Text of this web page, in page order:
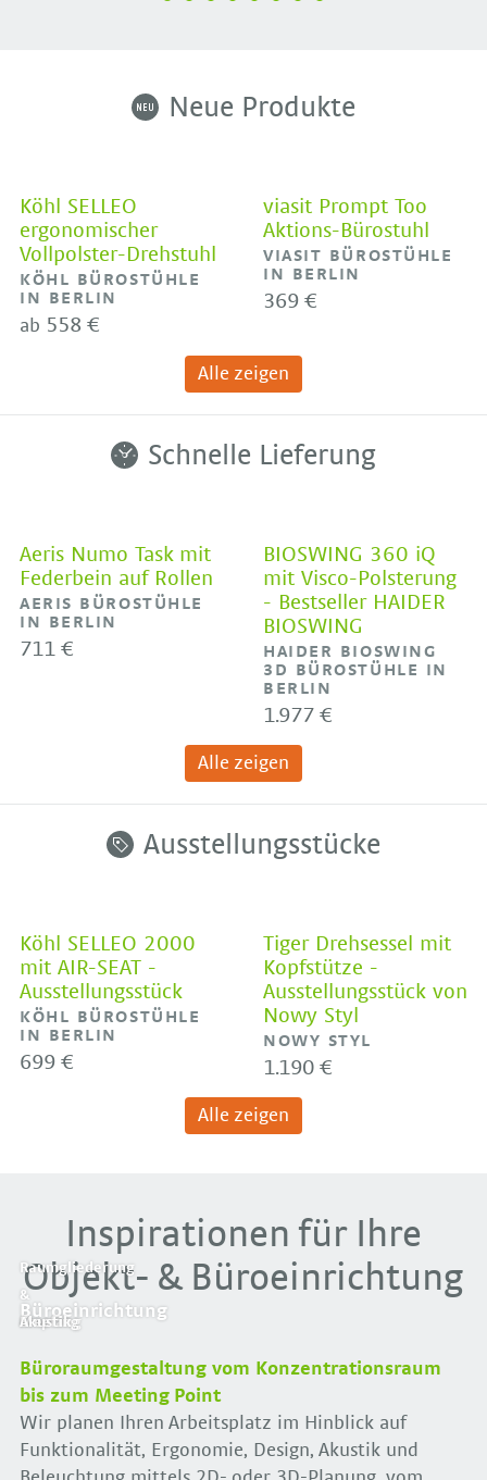
Neue Produkte
Köhl SELLEO
ergonomischer
Vollpolster-Drehstuhl
KÖHL BÜROSTÜHLE
IN BERLIN
ab 558 €
viasit Prompt Too
Aktions-Bürostuhl
VIASIT BÜROSTÜHLE
IN BERLIN
369 €
Alle zeigen
Schnelle Lieferung
Aeris Numo Task mit
Federbein auf Rollen
AERIS BÜROSTÜHLE
IN BERLIN
711 €
BIOSWING 360 iQ
mit Visco-Polsterung
- Bestseller HAIDER
BIOSWING
HAIDER BIOSWING
3D BÜROSTÜHLE IN
BERLIN
1.977 €
Alle zeigen
Ausstellungsstücke
Köhl SELLEO 2000
mit AIR-SEAT -
Ausstellungsstück
KÖHL BÜROSTÜHLE
IN BERLIN
699 €
Tiger Drehsessel mit
Kopfstütze -
Ausstellungsstück von
Nowy Styl
NOWY STYL
1.190 €
Alle zeigen
Inspirationen für Ihre
Objekt- & Büroeinrichtung
Büroeinrichtung
Empfang
Meeting
Raumgliederung
&
Akustik
Büroraumgestaltung vom Konzentrationsraum
bis zum Meeting Point
Wir planen Ihren Arbeitsplatz im Hinblick auf
Funktionalität, Ergonomie, Design, Akustik und